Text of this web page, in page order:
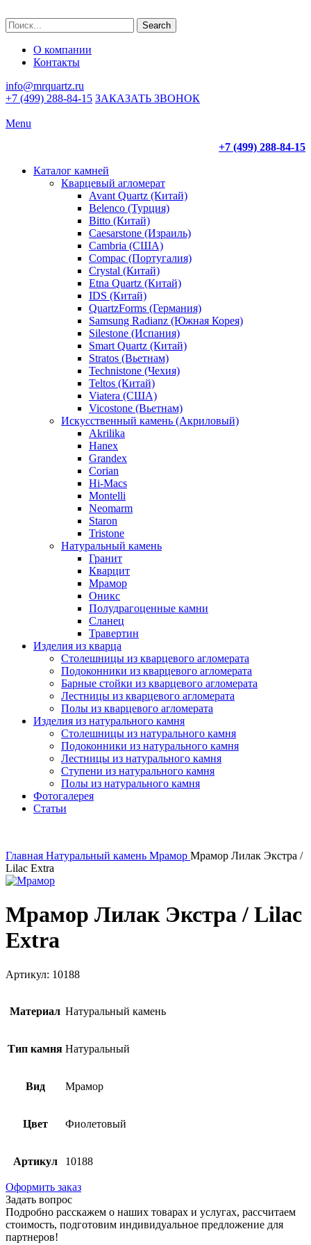
Search
О компании
Контакты
info@mrquartz.ru
+7 (499) 288-84-15 ЗАКАЗАТЬ ЗВОНОК
Menu
+7 (499) 288-84-15
Каталог камней
Кварцевый агломерат
Avant Quartz (Китай)
Belenco (Турция)
Bitto (Китай)
Caesarstone (Израиль)
Cambria (США)
Compac (Португалия)
Crystal (Китай)
Etna Quartz (Китай)
IDS (Китай)
QuartzForms (Германия)
Samsung Radianz (Южная Корея)
Silestone (Испания)
Smart Quartz (Китай)
Stratos (Вьетнам)
Technistone (Чехия)
Teltos (Китай)
Viatera (США)
Vicostone (Вьетнам)
Искусственный камень (Акриловый)
Akrilika
Hanex
Grandex
Corian
Hi-Macs
Montelli
Neomarm
Staron
Tristone
Натуральный камень
Гранит
Кварцит
Мрамор
Оникс
Полудрагоценные камни
Сланец
Травертин
Изделия из кварца
Столешницы из кварцевого агломерата
Подоконники из кварцевого агломерата
Барные стойки из кварцевого агломерата
Лестницы из кварцевого агломерата
Полы из кварцевого агломерата
Изделия из натурального камня
Столешницы из натурального камня
Подоконники из натурального камня
Лестницы из натурального камня
Ступени из натурального камня
Полы из натурального камня
Фотогалерея
Статьи
Главная Натуральный камень Мрамор Мрамор Лилак Экстра /
Lilac Extra
Мрамор Лилак Экстра / Lilac
Extra
Артикул: 10188
Материал Натуральный камень
Тип камня Натуральный
Вид Мрамор
Цвет Фиолетовый
Артикул 10188
Оформить заказ
Задать вопрос
Подробно расскажем о наших товарах и услугах, рассчитаем
стоимость, подготовим индивидуальное предложение для
партнеров!